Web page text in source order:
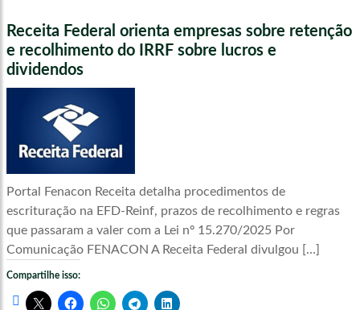
Receita Federal orienta empresas sobre retenção
e recolhimento do IRRF sobre lucros e
dividendos
Portal Fenacon Receita detalha procedimentos de
escrituração na EFD-Reinf, prazos de recolhimento e regras
que passaram a valer com a Lei nº 15.270/2025 Por
Comunicação FENACON A Receita Federal divulgou […]
Compartilhe isso: